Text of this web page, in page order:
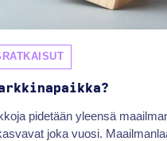
pidetään yleensä
joka vuosi.